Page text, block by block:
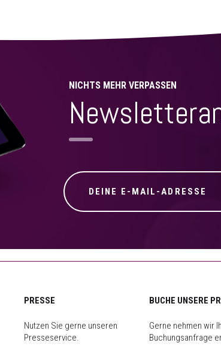
NICHTS MEHR VERPASSEN
PRESSE
Nutzen Sie gerne unseren
Presseservice.
BUCHE UNSERE
Gerne nehmen wir
Buchungsanfrage